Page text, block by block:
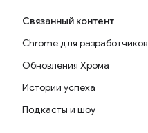
Связанный контент
Chrome для разработчиков
Обновления Хрома
Истории успеха
Подкасты и шоу